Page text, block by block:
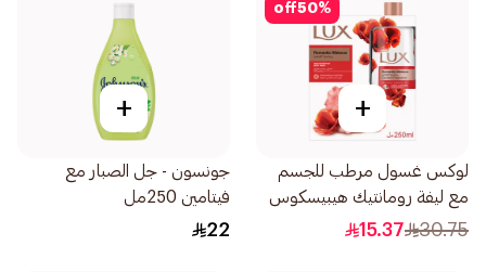
50%
off
+
لوكس غسول مرطب للجسم
مع ليفة رومانتيك هيبيسكوس
250مل
30.75
15.37
+
جونسون - جل الصبار مع
فيتامين 250مل
22